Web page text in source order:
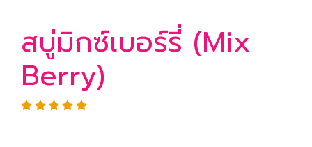
สบู่มิกซ์เบอร์รี่ (Mix
Berry)